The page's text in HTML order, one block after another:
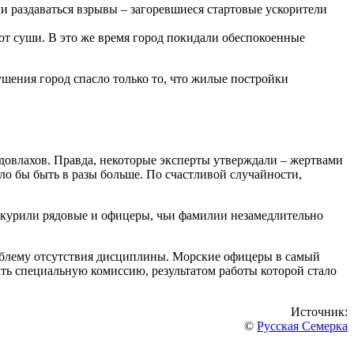
взрывы – загоревшиеся стартовые ускорители
суши. В это же время город покидали обеспокоенные
город спасло только то, что жилые постройки
Правда, некоторые эксперты утверждали – жертвами
бы быть в разы больше. По счастливой случайности,
рядовые и офицеры, чьи фамилии незамедлительно
отсутствия дисциплины. Морские офицеры в самый
комиссию, результатом работы которой стало
Источник:
© Русская Семерка